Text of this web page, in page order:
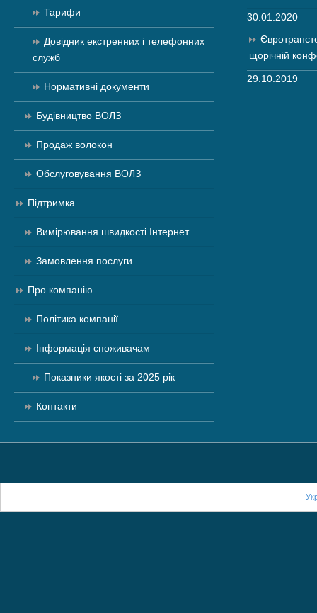
Тарифи
Довідник екстренних і телефонних
служб
Нормативні документи
Будівництво ВОЛЗ
Продаж волокон
Обслуговування ВОЛЗ
Підтримка
Вимірювання швидкості Інтернет
Замовлення послуги
Про компанію
Політика компанії
Інформація споживачам
Показники якості за 2025 рік
Контакти
30.01.2020
щорічній
29.10.2019